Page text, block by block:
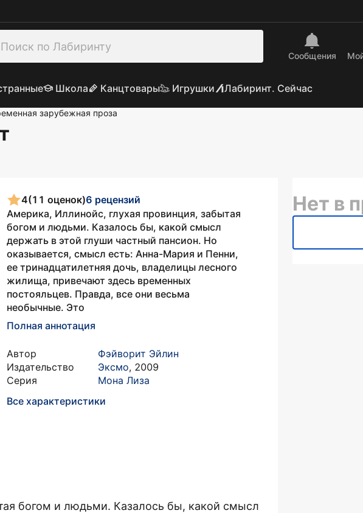
Сообщения
Школа Канцтовары Игрушки Лабиринт. Сейчас
зарубежная проза
4(11 оценок)6 рецензий
Америка, Иллинойс, глухая провинция, забытая
богом и людьми. Казалось бы, какой смысл
держать в этой глуши частный пансион. Но
оказывается, смысл есть: Анна-Мария и Пенни,
ее тринадцатилетняя дочь, владелицы лесного
жилища, привечают здесь временных
постояльцев. Правда, все они весьма
необычные. Это
Полная аннотация
Автор
Фэйворит Эйлин
Издательство
Эксмо, 2009
Серия
Мона Лиза
Все характеристики
богом и людьми. Казалось бы, какой смысл
Нет в